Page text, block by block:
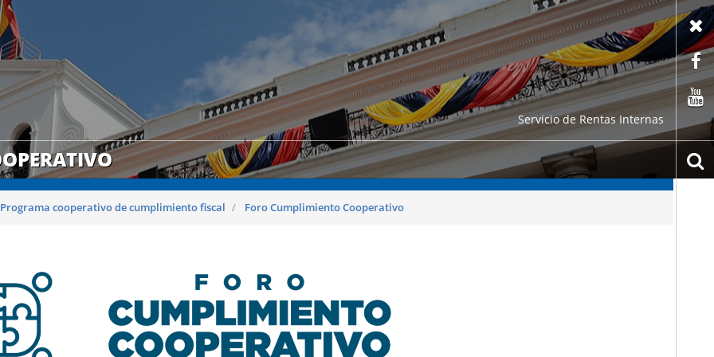
Servicio de Rentas Internas
Programa cooperativo de cumplimiento fiscal Foro Cumplimiento Cooperativo